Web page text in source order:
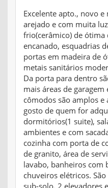
Excelente apto., novo
arejado e com muita
frio(cerâmico) de ótima
encanado, esquadrias
portas em madeira de
metais sanitários
Da porta para dentro
mais áreas de
cômodos são amplos
gosto de quem for
dormitórios(1 suite),
ambientes e com
cozinha com porta de
de granito, área de
lavabo, banheiros com
chuveiros elétricos.